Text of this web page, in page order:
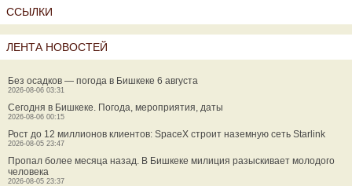
ССЫЛКИ
ЛЕНТА НОВОСТЕЙ
Без осадков — погода в Бишкеке 6 августа
2026-08-06 03:31
Сегодня в Бишкеке. Погода, мероприятия, даты
2026-08-06 00:15
Рост до 12 миллионов клиентов: SpaceX строит наземную сеть Starlink
2026-08-05 23:47
Пропал более месяца назад. В Бишкеке милиция разыскивает молодого
человека
2026-08-05 23:37